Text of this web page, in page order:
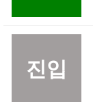
진입